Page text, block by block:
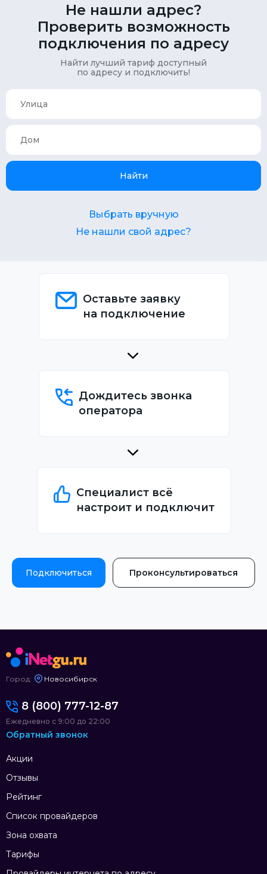
Не нашли адрес?
Проверить возможность
подключения по адресу
Найти лучший тариф доступный
по адресу и подключить!
Найти
Выбрать вручную
Не нашли свой адрес?
Оставьте заявку
на подключение
Дождитесь звонка
оператора
Специалист всё
настроит и подключит
Подключиться Проконсультироваться
Город: Новосибирск
Акции
Отзывы
Рейтинг
Список провайдеров
Зона охвата
Тарифы
8 (800) 777-12-87
Ежедневно с 9:00 до 22:00
Обратный звонок